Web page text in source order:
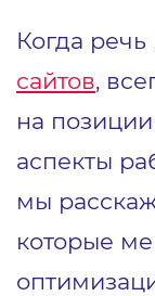
Когда речь
сайтов,
на
аспекты
мы
которые